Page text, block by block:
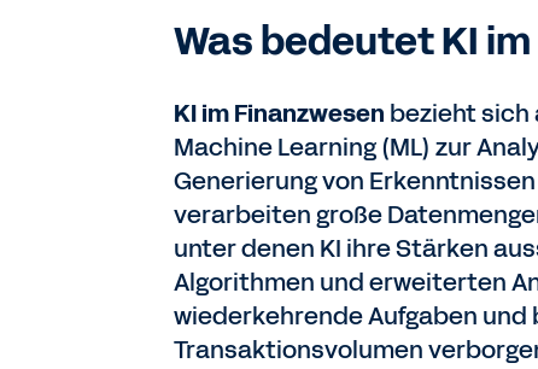
Was bedeutet KI
KI im Finanzwesen bezieht sich
Machine Learning (ML) zur
Generierung von
verarbeiten große
unter denen KI ihre Stärken
Algorithmen und erweiterten
wiederkehrende Aufgaben
Transaktionsvolumen